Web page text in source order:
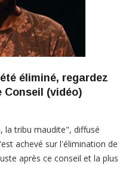
éliminé, regardez
Conseil (vidéo)
la tribu maudite", diffusé
achevé sur l'élimination de
après ce conseil et la plus